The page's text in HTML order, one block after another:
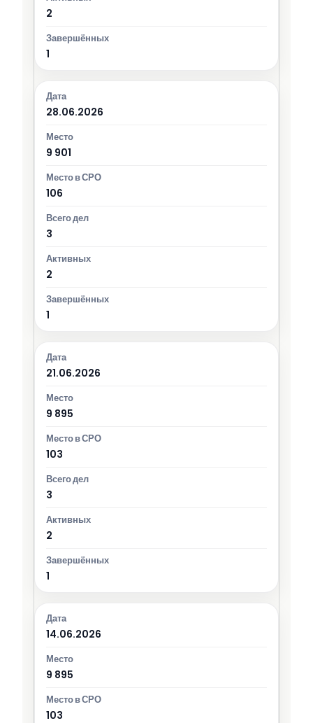
2
1
28.06.2026
9 901
106
3
2
1
21.06.2026
9 895
103
3
2
1
14.06.2026
9 895
103